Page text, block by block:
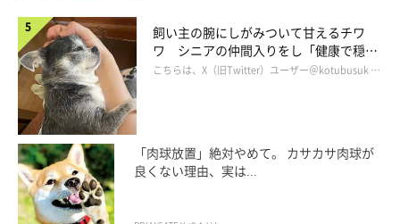
飼い主の腕にしがみついて甘えるチワ
ワ シニアの仲間入りをし「健康で穏や
かな暮らしが続いてほしい」と願う
こちらは、X（旧Twitter）ユーザー＠kotubusuk …
「肉球放置」絶対やめて。 カサカサ肉球が
良くない理由、実は...